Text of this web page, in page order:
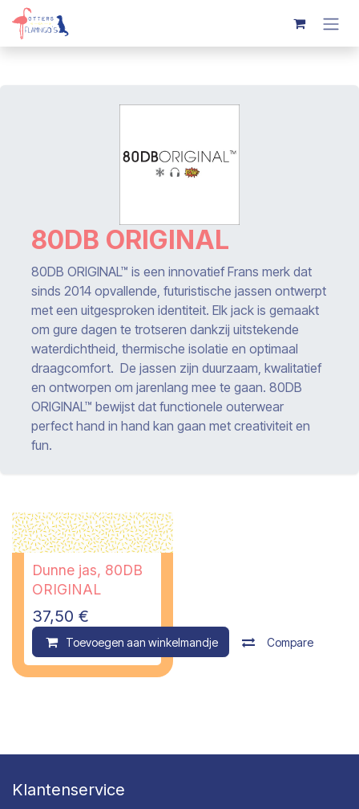
Overslaan naar inhoud
80DB ORIGINAL
80DB ORIGINAL™ is een innovatief Frans merk dat
sinds 2014 opvallende, futuristische jassen ontwerpt
met een uitgesproken identiteit. Elk jack is gemaakt
om gure dagen te trotseren dankzij uitstekende
waterdichtheid, thermische isolatie en optimaal
draagcomfort. De jassen zijn duurzaam, kwalitatief
en ontworpen om jarenlang mee te gaan. 80DB
ORIGINAL™ bewijst dat functionele outerwear
perfect hand in hand kan gaan met creativiteit en
fun.
Dunne jas, 80DB
ORIGINAL
37,50 €
Toevoegen aan winkelmandje Compare
Klantenservice